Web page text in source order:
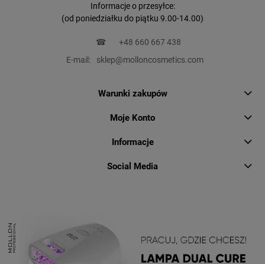
Informacje o przesyłce:
(od poniedziałku do piątku 9.00-14.00)
☎
+48 660 667 438
E-mail:
sklep@molloncosmetics.com
Warunki zakupów
Moje Konto
Informacje
Social Media